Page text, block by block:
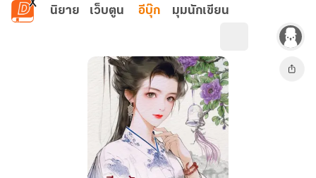
ข้ามไปยังเนื้อหาหลัก
นิยาย เว็บตูน อีบุ๊ก มุมนักเขียน